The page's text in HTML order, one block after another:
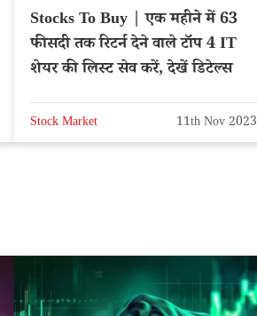
Stocks To Buy | एक महीने में 63
फीसदी तक रिटर्न देने वाले टॉप 4 IT
शेयर की लिस्ट सेव करें, देखें डिटेल्स
Stock Market 11th Nov 2023